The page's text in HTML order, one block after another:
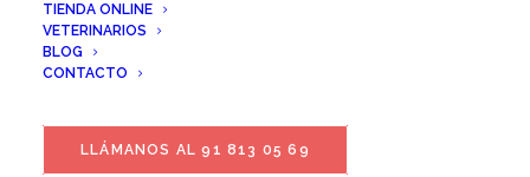
TIENDA ONLINE
VETERINARIOS
BLOG
CONTACTO
LLÁMANOS AL 91 813 05 69